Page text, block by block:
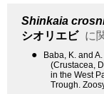
Shinkaia
シオリエビ に
●
Baba, K. and
(Crustacea,
in the West
Trough.